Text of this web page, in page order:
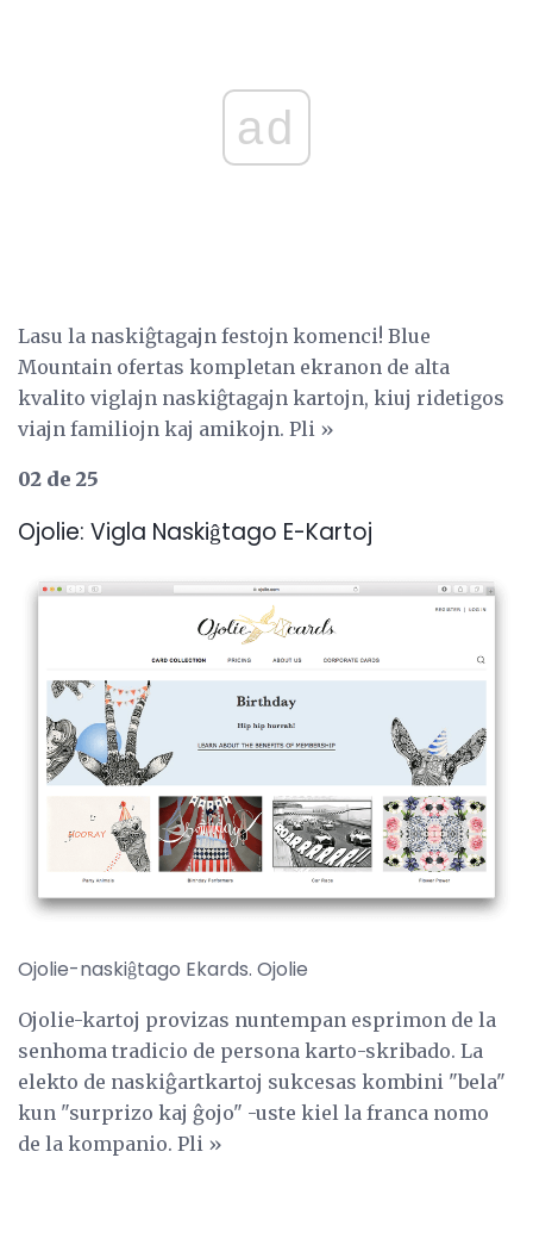
ad
Lasu la naskiĝtagajn festojn komenci! Blue
Mountain ofertas kompletan ekranon de alta
kvalito viglajn naskiĝtagajn kartojn, kiuj ridetigos
viajn familiojn kaj amikojn. Pli »
02 de 25
Ojolie: Vigla Naskiĝtago E-Kartoj
Ojolie-naskiĝtago Ekards. Ojolie
Ojolie-kartoj provizas nuntempan esprimon de la
senhoma tradicio de persona karto-skribado. La
elekto de naskiĝartkartoj sukcesas kombini "bela"
kun "surprizo kaj ĝojo" -uste kiel la franca nomo
de la kompanio. Pli »